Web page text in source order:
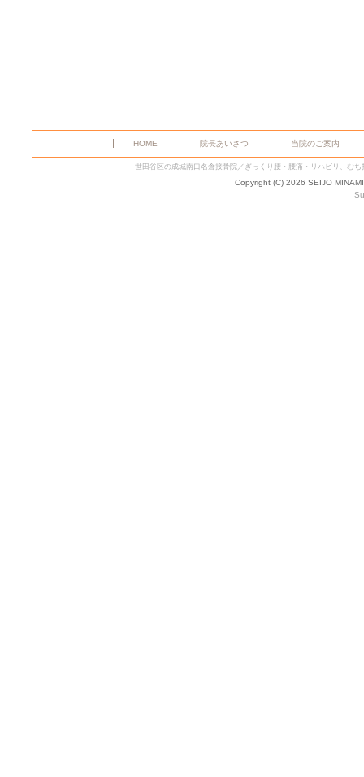
HOME 院長あいさつ 当院のご案内
世田谷区の成城南口名倉接骨院／ぎっくり腰・腰痛・リハビリ、む
Copyright (C) 2026 SEIJO